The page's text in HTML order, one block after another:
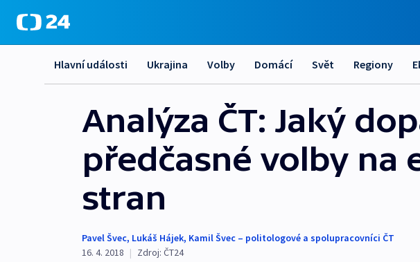
Hlavní události Ukrajina Volby Domácí Svět Regiony
Analýza ČT: Jaký
předčasné volby na
stran
Pavel Švec, Lukáš Hájek, Kamil Švec – politologové a spolupracovníci ČT
16. 4. 2018 | Zdroj: ČT24